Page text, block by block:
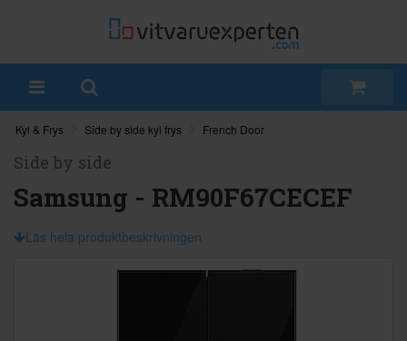
Kyl & Frys Side by side kyl frys French Door
Side by side
Samsung - RM90F67CECEF
Läs hela produktbeskrivningen